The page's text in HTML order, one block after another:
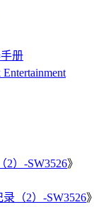
手册
2）-SW3526》
（2）-SW3526》